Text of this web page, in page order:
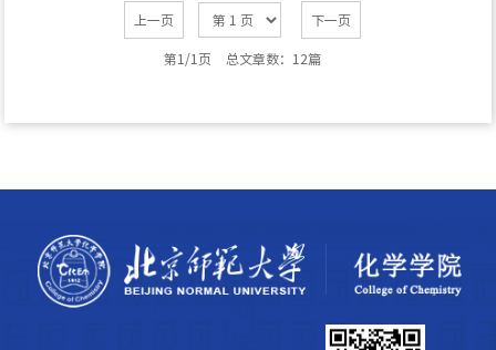
上一页 下一页
第1/1页 总文章数：12篇